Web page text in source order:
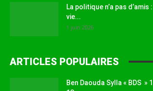
La politique n’a pas
vie...
1 juin 2026
ARTICLES POPULAIRES
Ben Daouda Sylla « BDS »